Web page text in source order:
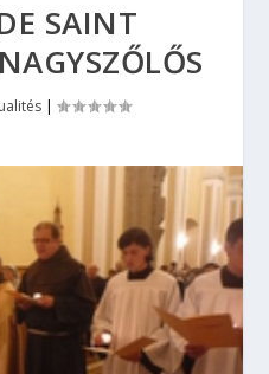
SAINT
|